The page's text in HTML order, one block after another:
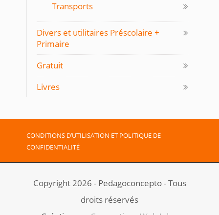
Transports
Divers et utilitaires Préscolaire +
Primaire
Gratuit
Livres
CONDITIONS D’UTILISATION ET POLITIQUE DE
CONFIDENTIALITÉ
Copyright 2026 - Pedagoconcepto - Tous
droits réservés